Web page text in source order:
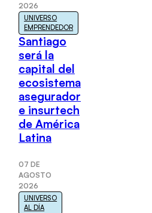
2026
UNIVERSO
EMPRENDEDOR
Santiago
será la
capital del
ecosistema
asegurador
e insurtech
de América
Latina
07 DE
AGOSTO
2026
UNIVERSO
AL DÍA